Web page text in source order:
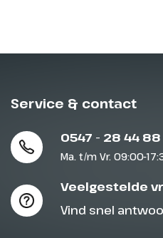
Service & contact
0547 - 28 44 88
Ma. t/m Vr. 09:00-
Veelgestelde
Vind snel